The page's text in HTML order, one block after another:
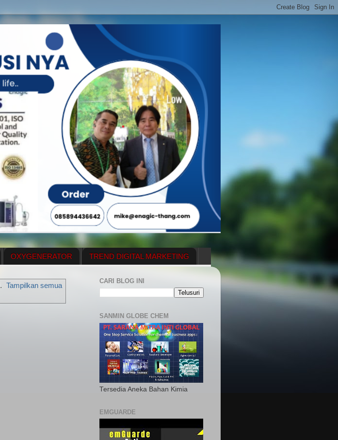
OXYGENERATOR TREND DIGITAL MARKETING
.
Tampilkan semua
CARI BLOG INI
SANMIN GLOBE CHEM
Tersedia Aneka Bahan Kimia
EMGUARDE